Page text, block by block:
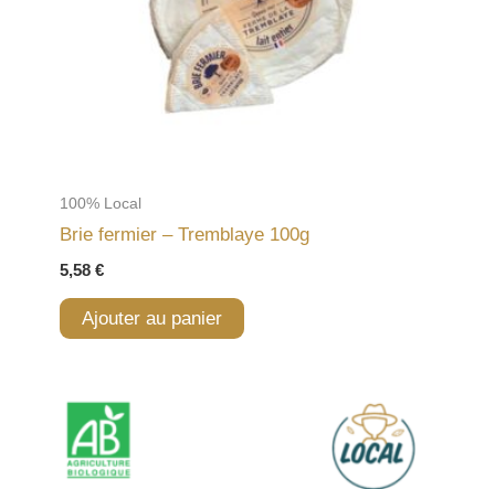
100% Local
Brie fermier – Tremblaye 100g
5,58 €
Ajouter au panier